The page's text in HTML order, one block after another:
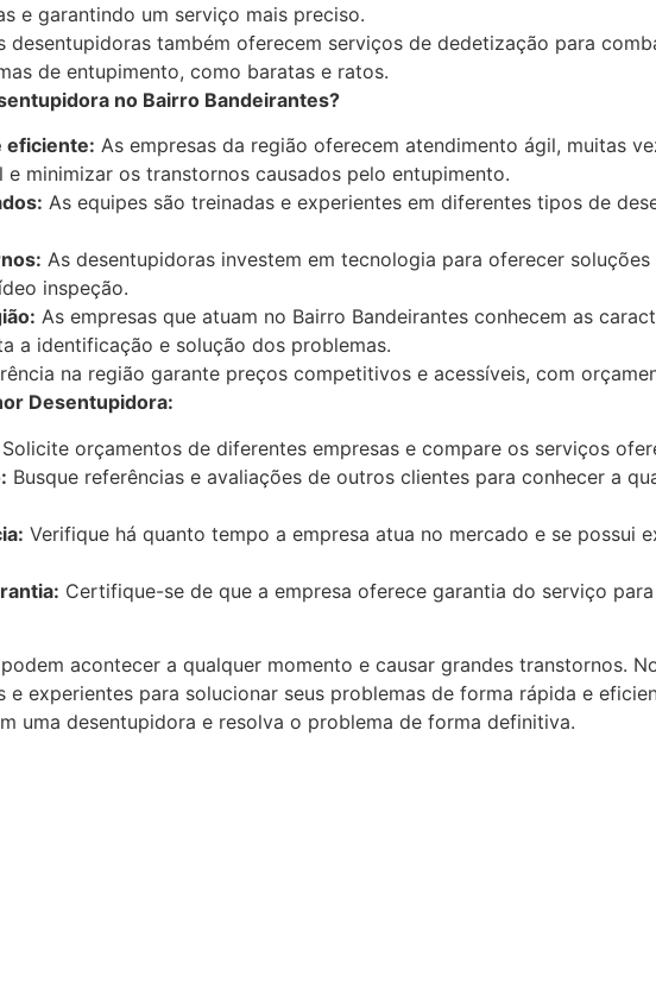
e garantindo um serviço mais preciso.
desentupidoras também oferecem serviços de dedetização para
de entupimento, como baratas e ratos.
no Bairro Bandeirantes?
eficiente: As empresas da região oferecem atendimento ágil, muitas
minimizar os transtornos causados pelo entupimento.
As equipes são treinadas e experientes em diferentes tipos de
As desentupidoras investem em tecnologia para oferecer
inspeção.
As empresas que atuam no Bairro Bandeirantes conhecem as
a identificação e solução dos problemas.
na região garante preços competitivos e acessíveis, com
Desentupidora:
Solicite orçamentos de diferentes empresas e compare os serviços
Busque referências e avaliações de outros clientes para conhecer a
Verifique há quanto tempo a empresa atua no mercado e se possui
Certifique-se de que a empresa oferece garantia do serviço
acontecer a qualquer momento e causar grandes transtornos.
e experientes para solucionar seus problemas de forma rápida e
uma desentupidora e resolva o problema de forma definitiva.